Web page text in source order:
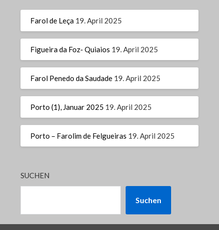
Farol de Leça 19. April 2025
Figueira da Foz- Quiaios 19. April 2025
Farol Penedo da Saudade 19. April 2025
Porto (1), Januar 2025 19. April 2025
Porto – Farolim de Felgueiras 19. April 2025
SUCHEN
Suchen